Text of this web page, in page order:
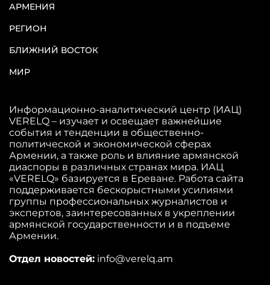
АРМЕНИЯ
РЕГИОН
БЛИЖНИЙ ВОСТОК
МИР
Информационно-аналитический центр (ИАЦ)
VERELQ – изучает и освещает важнейшие
события и тенденции в общественно-
политической и экономической сферах
Армении, а также роль и влияние армянской
диаспоры в различных странах мира. ИАЦ
«VERELQ» базируется в Ереване. Работа сайта
поддерживается бескорыстными усилиями
группы профессиональных журналистов и
экспертов, заинтересованных в укреплении
армянской государственности и в подъеме
Армении.
Отдел новостей: info@verelq.am